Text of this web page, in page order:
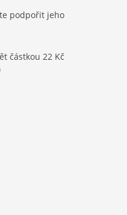
podpořit jeho
částkou 22 Kč